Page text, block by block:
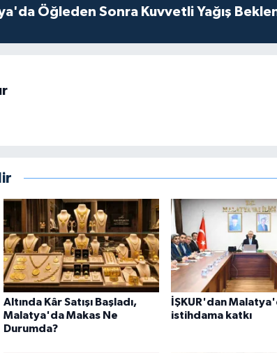
Öğleden Sonra Kuvvetli Yağış
Altında Kâr Satışı Başladı,
Malatya'da Makas Ne
Durumda?
İŞKUR'dan
istihdama katkı